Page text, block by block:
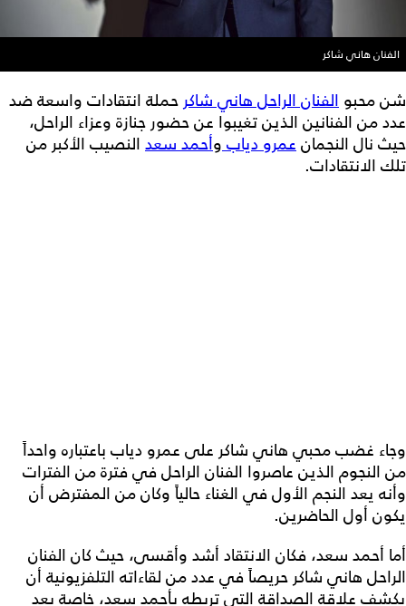
الفنان هاني شاكر
شن محبو الفنان الراحل هاني شاكر حملة انتقادات واسعة ضد
عدد من الفنانين الذين تغيبوا عن حضور جنازة وعزاء الراحل،
حيث نال النجمانعمرو ديابوأحمد سعد النصيب الأكبر من
تلك الانتقادات.
وجاء غضب محبي هاني شاكر على عمرو دياب باعتباره واحداً
من النجوم الذين عاصروا الفنان الراحل في فترة من الفترات
وأنه يعد النجم الأول في الغناء حالياً وكان من المفترض أن
يكون أول الحاضرين.
أما أحمد سعد، فكان الانتقاد أشد وأقسى، حيث كان الفنان
الراحل هاني شاكر حريصاً في عدد من لقاءاته التلفزيونية أن
يكشف علاقة الصداقة التي تربطه بأحمد سعد، خاصة بعد